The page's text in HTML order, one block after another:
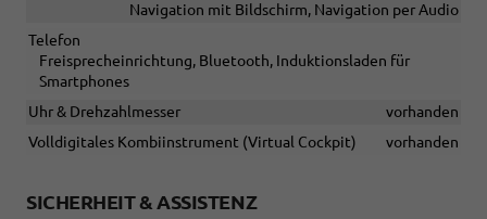
Navigation mit Bildschirm, Navigation per Audio
Telefon
Freisprecheinrichtung, Bluetooth, Induktionsladen für
Smartphones
Uhr & Drehzahlmesser
vorhanden
Volldigitales Kombiinstrument (Virtual Cockpit)
vorhanden
SICHERHEIT & ASSISTENZ